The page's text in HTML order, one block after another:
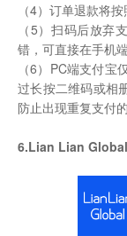
（4）订单退款将
（5）扫码后放弃
错，可直接在手机
（6）PC端支付宝
过长按二维码或相
防止出现重复支付的
6.Lian Lian Global